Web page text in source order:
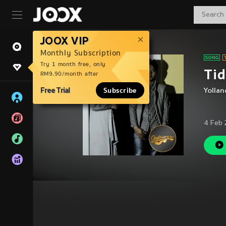
JOOX VIP
Monthly Subscription
Try 1 month free, only
RM9.90/month after
Free Trial Subscribe
4 Feb